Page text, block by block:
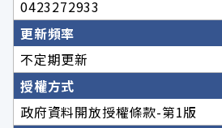
0423272933
更新頻率
不定期更新
授權方式
政府資料開放授權條款-第1版